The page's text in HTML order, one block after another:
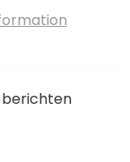
berichten